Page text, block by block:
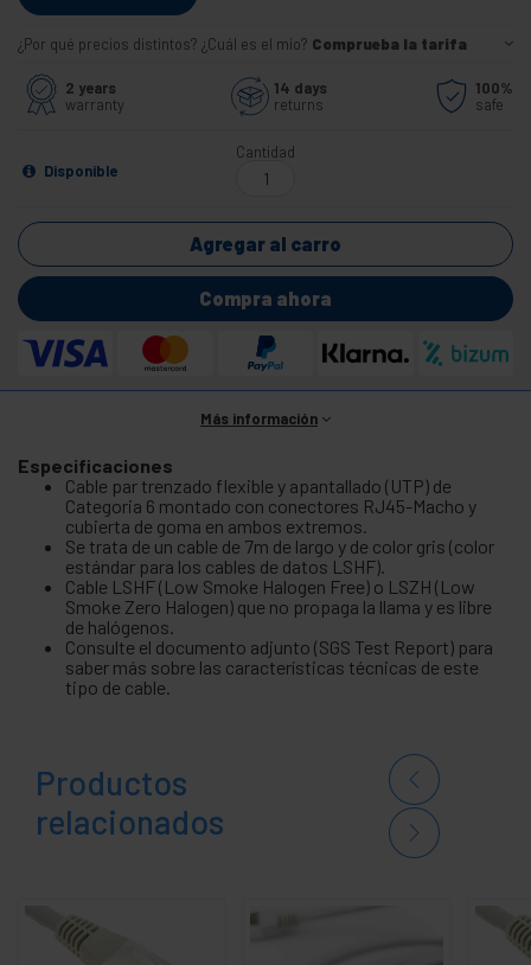
¿Por qué precios distintos? ¿Cuál es el mío? Comprueba la tarifa
2 years
warranty
14 days
returns
100%
safe
Disponible
Cantidad
Agregar al carro
Compra ahora
Más información
Especificaciones
Cable par trenzado flexible y apantallado (UTP) de
Categoria 6 montado con conectores RJ45-Macho y
cubierta de goma en ambos extremos.
Se trata de un cable de 7m de largo y de color gris (color
estándar para los cables de datos LSHF).
Cable LSHF (Low Smoke Halogen Free) o LSZH (Low
Smoke Zero Halogen) que no propaga la llama y es libre
de halógenos.
Consulte el documento adjunto (SGS Test Report) para
saber más sobre las características técnicas de este
tipo de cable.
Productos
relacionados